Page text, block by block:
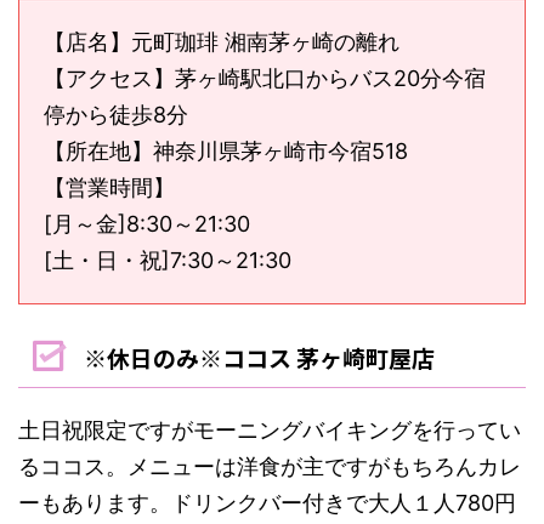
【店名】元町珈琲 湘南茅ヶ崎の離れ
【アクセス】茅ヶ崎駅北口からバス20分今宿
停から徒歩8分
【所在地】神奈川県茅ヶ崎市今宿518
【営業時間】
[ 月～金] 8:30～21:30
[土・日・祝]7:30～21:30
※休日のみ※ココス 茅ヶ崎町屋店
土日祝限定ですがモーニングバイキングを行ってい
るココス。メニューは洋食が主ですがもちろんカレ
ーもあります。ドリンクバー付きで大人１人780円